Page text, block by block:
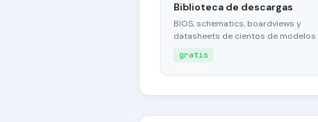
Biblioteca de descargas
BIOS, schematics, boardviews y
datasheets de cientos de modelos.
gratis